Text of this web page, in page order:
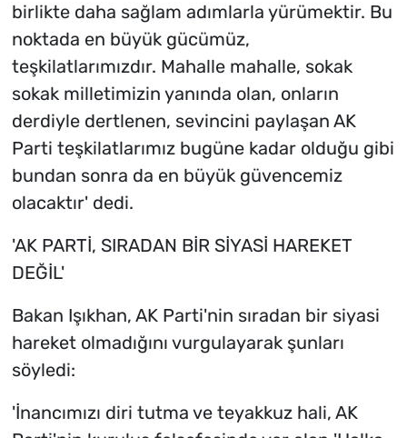
birlikte daha sağlam adımlarla yürümektir. Bu
noktada en büyük gücümüz,
teşkilatlarımızdır. Mahalle mahalle, sokak
sokak milletimizin yanında olan, onların
derdiyle dertlenen, sevincini paylaşan AK
Parti teşkilatlarımız bugüne kadar olduğu gibi
bundan sonra da en büyük güvencemiz
olacaktır' dedi.
'AK PARTİ, SIRADAN BİR SİYASİ HAREKET
DEĞİL'
Bakan Işıkhan, AK Parti'nin sıradan bir siyasi
hareket olmadığını vurgulayarak şunları
söyledi:
'İnancımızı diri tutma ve teyakkuz hali, AK